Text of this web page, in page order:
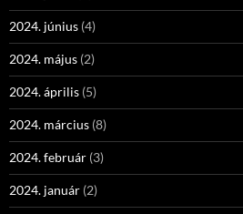
2024. június (4)
2024. május (2)
2024. április (5)
2024. március (8)
2024. február (3)
2024. január (2)